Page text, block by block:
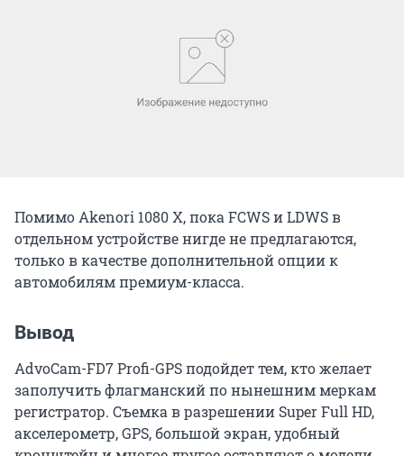
Помимо Akenori 1080 X, пока FCWS и LDWS в
отдельном устройстве нигде не предлагаются,
только в качестве дополнительной опции к
автомобилям премиум-класса.
Вывод
AdvoCam-FD7 Profi-GPS подойдет тем, кто желает
заполучить флагманский по нынешним меркам
регистратор. Съемка в разрешении Super Full HD,
акселерометр, GPS, большой экран, удобный